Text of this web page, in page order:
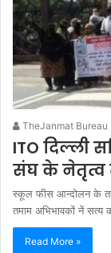
TheJanmat Bureau
ITO दिल्ली
संघ के नेतृत्व
स्कूल फीस आन्दोलन के
तमाम अभिभावकों नें सत्य
Read More »